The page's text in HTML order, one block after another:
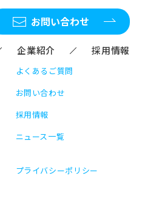
お問い合わせ
企業紹介 採用情報
よくあるご質問
お問い合わせ
採用情報
ニュース一覧
プライバシーポリシー